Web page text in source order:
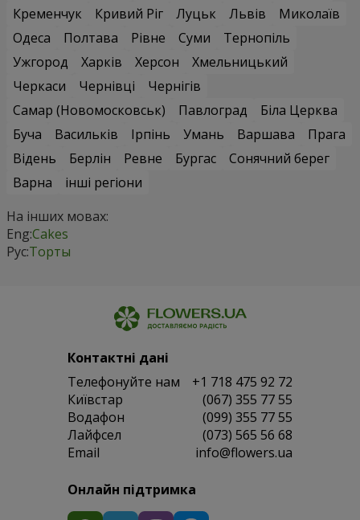
Кременчук
Кривий Ріг Луцьк Львів
Миколаїв
Одеса
Полтава Рівне Суми
Тернопіль
Ужгород
Харків Херсон
Хмельницький
Черкаси
Чернівці
Чернігів
Самар (Новомосковськ)
Павлоград
Біла Церква
Буча
Васильків Ірпінь Умань Варшава
Прага
Відень
Берлін Ревне Бургас
Сонячний берег
Варна
інші регіони
На інших мовах:
Eng:Cakes
Рус:Торты
Контактні дані
Телефонуйте нам
+1 718 475 92 72
Київстар
(067) 355 77 55
Водафон
(099) 355 77 55
Лайфсел
(073) 565 56 68
Email
info@flowers.ua
Онлайн підтримка